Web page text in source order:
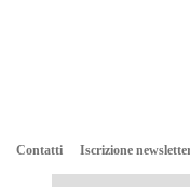
Contatti Iscrizione